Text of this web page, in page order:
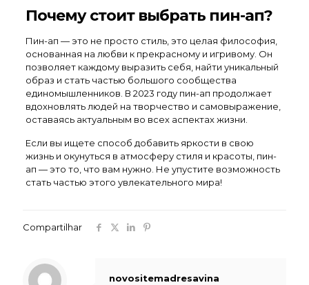
Почему стоит выбрать пин-ап?
Пин-ап — это не просто стиль, это целая философия,
основанная на любви к прекрасному и игривому. Он
позволяет каждому выразить себя, найти уникальный
образ и стать частью большого сообщества
единомышленников. В 2023 году пин-ап продолжает
вдохновлять людей на творчество и самовыражение,
оставаясь актуальным во всех аспектах жизни.
Если вы ищете способ добавить яркости в свою
жизнь и окунуться в атмосферу стиля и красоты, пин-
ап — это то, что вам нужно. Не упустите возможность
стать частью этого увлекательного мира!
Compartilhar
novositemadresavina